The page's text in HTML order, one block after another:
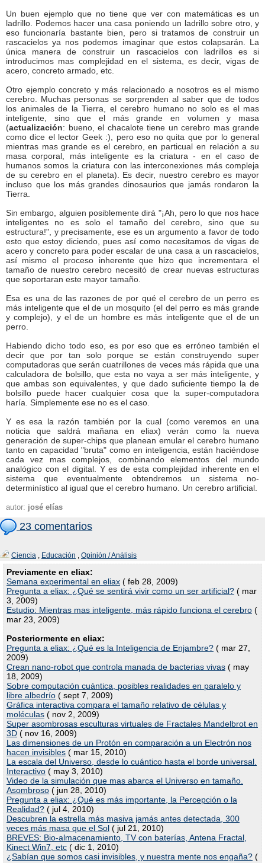
Un buen ejemplo que no tiene que ver con matemáticas es un
ladrillo. Podemos hacer una casa poniendo un ladrillo sobre otro, y
eso funcionaría bastante bien, pero si tratamos de construir un
rascacielos ya nos podemos imaginar que estos colapsarán. La
única manera de construir un rascacielos con ladrillos es si
introducimos mas complejidad en el sistema, es decir, vigas de
acero, concreto armado, etc.
Otro ejemplo concreto y más relacionado a nosotros es el mismo
cerebro. Muchas personas se sorprenden al saber que de todos
los animales de la Tierra, el cerebro humano no solo es el mas
inteligente, sino que el más grande en volumen y masa
(actualización: bueno, el chacalote tiene un cerebro mas grande
como dice el lector Geek :), pero eso no quita que por lo general
mientras mas grande es el cerebro, en particual en relación a su
masa corporal, más inteligente es la criatura - en el caso de
humanos somos la criatura con las interconexiones más compleja
de su cerebro en el planeta). Es decir, nuestro cerebro es mayor
incluso que los más grandes dinosaurios que jamás rondaron la
Tierra.
Sin embargo, alguien posiblemente dirá "¡Ah, pero lo que nos hace
inteligentes no es solo el tamaño del cerebro, sino que su
estructura!", y precisamente, ese es un argumento a favor de todo
esto que estoy diciendo, pues así como necesitamos de vigas de
acero y concreto para poder escalar de una casa a un rascacielos,
así mismo el proceso inherente que hizo que incrementara el
tamaño de nuestro cerebro necesitó de crear nuevas estructuras
que soportaran este mayor tamaño.
Esa es una de las razones de por qué el cerebro de un perro es
más inteligente que el de un mosquito (el del perro es más grande
y complejo), y el de un hombre es más inteligente que el de un
perro.
Habiendo dicho todo eso, es por eso que es erróneo también el
decir que por tan solo porque se están construyendo super
computadoras que serán cuatrillones de veces más rápida que una
calculadora de bolsillo, que esta no vaya a ser más inteligente, y
que ambas son equivalentes, y que dado suficiente tiempo la de
bolsillo puede hacer cualquier cosa que la super-computadora
haría. Simplemente ese no es el caso.
Y es esa la razón también por la cual (como veremos en una
noticia que saldrá mañana en eliax) verán como la nueva
generación de super-chips que planean emular el cerebro humano
tanto en capacidad "bruta" como en inteligencia, están haciéndose
cada vez mas complejos, combinando elementos del mundo
analógico con el digital. Y es de esta complejidad inherente en el
sistema que eventualmente obtendremos un sistema no-
determinístico al igual que el cerebro humano. Un cerebro artificial.
autor: josé elías
23 comentarios
Ciencia , Educación , Opinión / Análisis
Previamente en eliax:
Semana experimental en eliax ( feb 28, 2009)
Pregunta a eliax: ¿Qué se sentirá vivir como un ser artificial? ( mar
3, 2009)
Estudio: Mientras mas inteligente, más rápido funciona el cerebro (
mar 23, 2009)
Posteriormente en eliax:
Pregunta a eliax: ¿Qué es la Inteligencia de Enjambre? ( mar 27,
2009)
Crean nano-robot que controla manada de bacterias vivas ( may
18, 2009)
Sobre computación cuántica, posibles realidades en paralelo y
libre albedrío ( sept 7, 2009)
Gráfica interactiva compara el tamaño relativo de células y
moléculas ( nov 2, 2009)
Super asombrosas esculturas virtuales de Fractales Mandelbrot en
3D ( nov 16, 2009)
Las dimensiones de un Protón en comparación a un Electrón nos
hacen invisibles ( mar 15, 2010)
La escala del Universo, desde lo cuántico hasta el borde universal.
Interactivo ( may 3, 2010)
Video de la simulación que mas abarca el Universo en tamaño.
Asombroso ( jun 28, 2010)
Pregunta a eliax: ¿Qué es más importante, la Percepción o la
Realidad? ( jul 4, 2010)
Descubren la estrella más masiva jamás antes detectada, 300
veces más masa que el Sol ( jul 21, 2010)
BREVES: Bio-almacenamiento, TV con baterías, Antena Fractal,
Kinect Win7, etc ( dic 1, 2010)
¿Sabían que somos casi invisibles, y nuestra mente nos engaña? (